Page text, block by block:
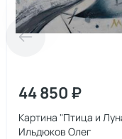
44 850 ₽
Картина "Птица и
Ильдюков Олег